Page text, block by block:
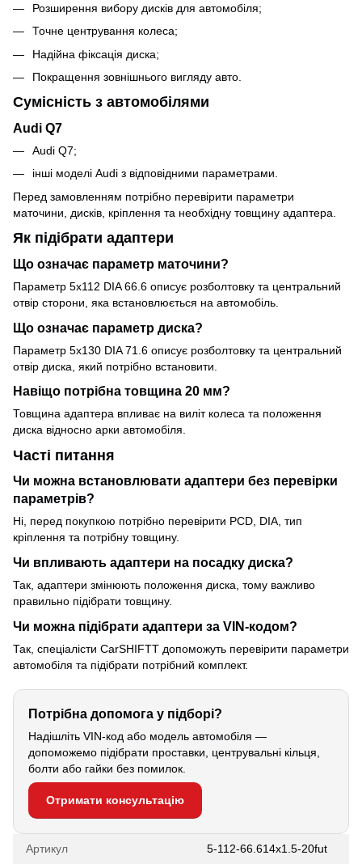
Розширення вибору дисків для автомобіля;
Точне центрування колеса;
Надійна фіксація диска;
Покращення зовнішнього вигляду авто.
Сумісність з автомобілями
Audi Q7
Audi Q7;
інші моделі Audi з відповідними параметрами.
Перед замовленням потрібно перевірити параметри
маточини, дисків, кріплення та необхідну товщину адаптера.
Як підібрати адаптери
Що означає параметр маточини?
Параметр 5x112 DIA 66.6 описує розболтовку та центральний
отвір сторони, яка встановлюється на автомобіль.
Що означає параметр диска?
Параметр 5x130 DIA 71.6 описує розболтовку та центральний
отвір диска, який потрібно встановити.
Навіщо потрібна товщина 20 мм?
Товщина адаптера впливає на виліт колеса та положення
диска відносно арки автомобіля.
Часті питання
Чи можна встановлювати адаптери без перевірки
параметрів?
Ні, перед покупкою потрібно перевірити PCD, DIA, тип
кріплення та потрібну товщину.
Чи впливають адаптери на посадку диска?
Так, адаптери змінюють положення диска, тому важливо
правильно підібрати товщину.
Чи можна підібрати адаптери за VIN-кодом?
Так, спеціалісти CarSHIFTT допоможуть перевірити параметри
автомобіля та підібрати потрібний комплект.
Потрібна допомога у підборі?
Надішліть VIN-код або модель автомобіля —
допоможемо підібрати проставки, центрувальні кільця,
болти або гайки без помилок.
Отримати консультацію
Артикул 5-112-66.614x1.5-20fut